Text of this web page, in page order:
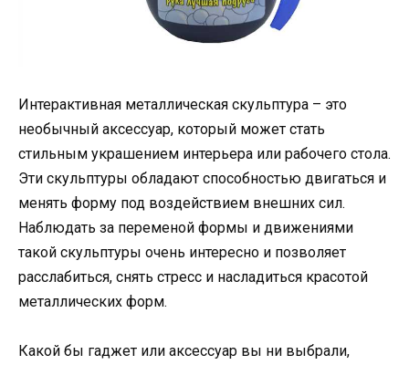
Интерактивная металлическая скульптура – это
необычный аксессуар, который может стать
стильным украшением интерьера или рабочего стола.
Эти скульптуры обладают способностью двигаться и
менять форму под воздействием внешних сил.
Наблюдать за переменой формы и движениями
такой скульптуры очень интересно и позволяет
расслабиться, снять стресс и насладиться красотой
металлических форм.
Какой бы гаджет или аксессуар вы ни выбрали,